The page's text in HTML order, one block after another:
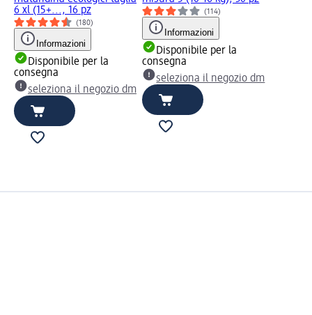
6 xl (15+..., 16 pz
(180)
Informazioni
Disponibile per la
consegna
seleziona il negozio dm
(114)
Informazioni
Disponibile per la
consegna
seleziona il negozio dm